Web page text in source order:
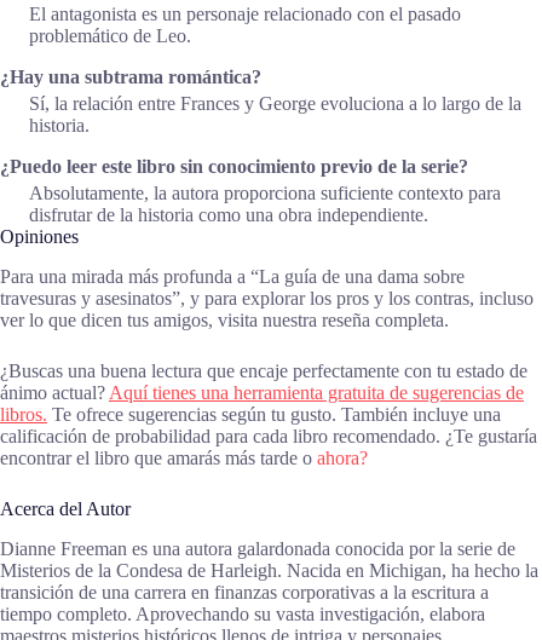
El antagonista es un personaje relacionado con el pasado
problemático de Leo.
¿Hay una subtrama romántica?
Sí, la relación entre Frances y George evoluciona a lo largo de la
historia.
¿Puedo leer este libro sin conocimiento previo de la serie?
Absolutamente, la autora proporciona suficiente contexto para
disfrutar de la historia como una obra independiente.
Opiniones
Para una mirada más profunda a “La guía de una dama sobre
travesuras y asesinatos”, y para explorar los pros y los contras, incluso
ver lo que dicen tus amigos, visita nuestra reseña completa.
¿Buscas una buena lectura que encaje perfectamente con tu estado de
ánimo actual? Aquí tienes una herramienta gratuita de sugerencias de
libros. Te ofrece sugerencias según tu gusto. También incluye una
calificación de probabilidad para cada libro recomendado. ¿Te gustaría
encontrar el libro que amarás más tarde o ahora?
Acerca del Autor
Dianne Freeman es una autora galardonada conocida por la serie de
Misterios de la Condesa de Harleigh. Nacida en Michigan, ha hecho la
transición de una carrera en finanzas corporativas a la escritura a
tiempo completo. Aprovechando su vasta investigación, elabora
maestros misterios históricos llenos de intriga y personajes